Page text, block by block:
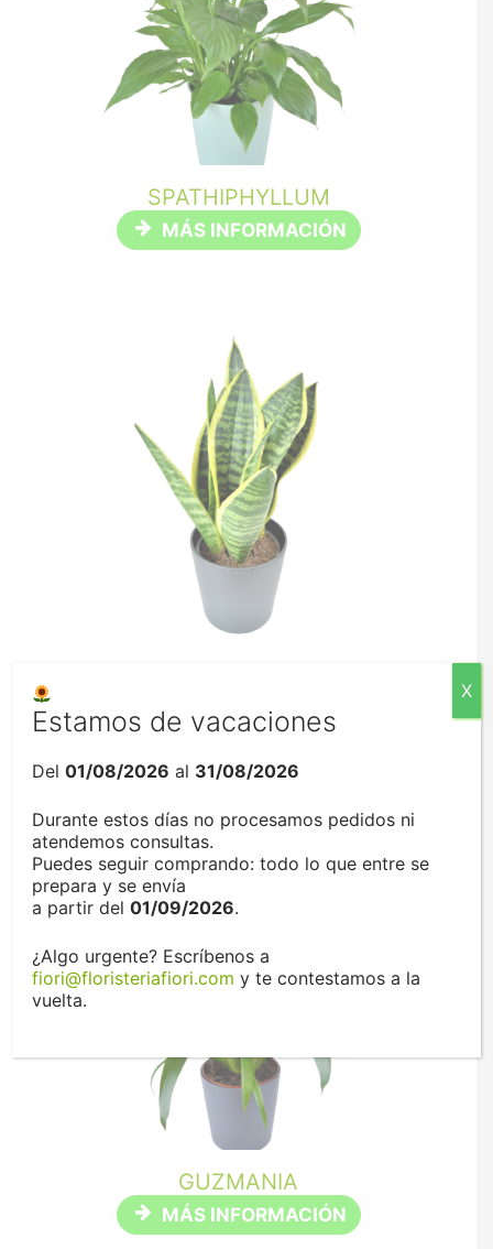
SPATHIPHYLLUM
MÁS INFORMACIÓN
MÁS INFORMACIÓN
GUZMANIA
MÁS INFORMACIÓN
Estamos de vacaciones
Del01/08/2026 al 31/08/2026
Durante estos días no procesamos pedidos ni
atendemos consultas.
Puedes seguir comprando: todo lo que entre se
prepara y se envía
a partir del01/09/2026.
¿Algo urgente? Escríbenos a
fiori@floristeriafiori.com y te contestamos a la
vuelta.
X